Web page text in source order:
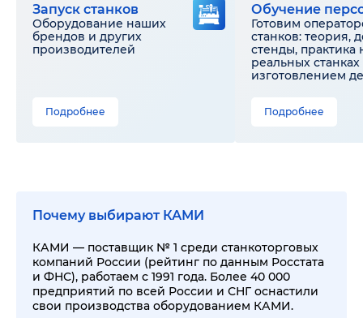
Запуск станков
Оборудование наших
брендов и других
производителей
Подробнее
Обучение
Готовим
станков: теория,
стенды, практика
реальных станках
изготовлением
Подробнее
Почему выбирают КАМИ
КАМИ — поставщик № 1 среди станкоторговых
компаний России (рейтинг по данным Росстата
и ФНС), работаем с 1991 года. Более 40 000
предприятий по всей России и СНГ оснастили
свои производства оборудованием КАМИ.